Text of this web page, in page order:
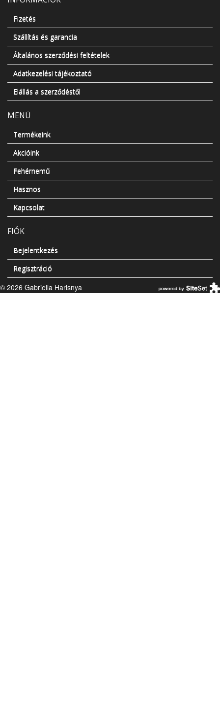
Fizetés
Szállítás és garancia
Általános szerződési feltételek
Adatkezelési tájékoztató
Elállás a szerződéstől
MENÜ
Termékeink
Akcióink
Fehérnemű
Hasznos
Kapcsolat
FIÓK
Bejelentkezés
Regisztráció
© 2026 Gabriella Harisnya